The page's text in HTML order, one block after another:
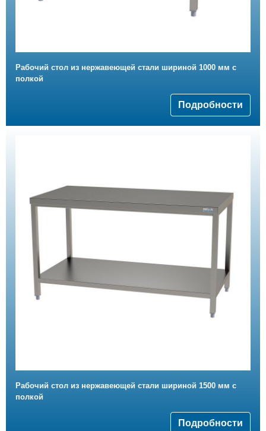
Рабочий стол из нержавеющей стали шириной 1000 мм с
полкой
Подробности
Рабочий стол из нержавеющей стали шириной 1500 мм с
полкой
Подробности